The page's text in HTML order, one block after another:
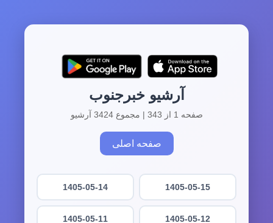
آرشیو خبرجنوب
صفحه 1 از 343 | مجموع 3424 آرشیو
صفحه اصلی
1405-05-15
1405-05-14
1405-05-12
1405-05-11